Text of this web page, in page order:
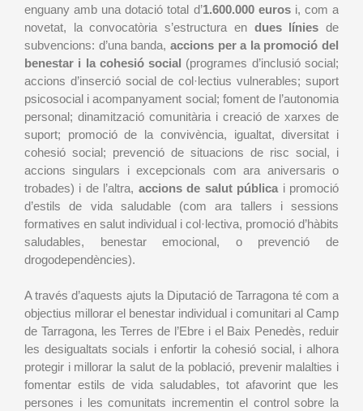
enguany amb una dotació total d’1.600.000 eurosi, com a
novetat, la convocatòria s’estructura en dues línies de
subvencions: d’una banda, accions per a la promoció del
benestar i la cohesió social (programes d’inclusió social;
accions d’inserció social de col·lectius vulnerables; suport
psicosocial i acompanyament social; foment de l’autonomia
personal; dinamització comunitària i creació de xarxes de
suport; promoció de la convivència, igualtat, diversitat i
cohesió social; prevenció de situacions de risc social, i
accions singulars i excepcionals com ara aniversaris o
trobades) i de l’altra, accions de salut pública i promoció
d’estils de vida saludable (com ara tallers i sessions
formatives en salut individual i col·lectiva, promoció d’hàbits
saludables, benestar emocional, o prevenció de
drogodependències).
A través d’aquests ajuts la Diputació de Tarragona té com a
objectius millorar el benestar individual i comunitari al Camp
de Tarragona, les Terres de l’Ebre i el Baix Penedès, reduir
les desigualtats socials i enfortir la cohesió social, i alhora
protegir i millorar la salut de la població, prevenir malalties i
fomentar estils de vida saludables, tot afavorint que les
persones i les comunitats incrementin el control sobre la